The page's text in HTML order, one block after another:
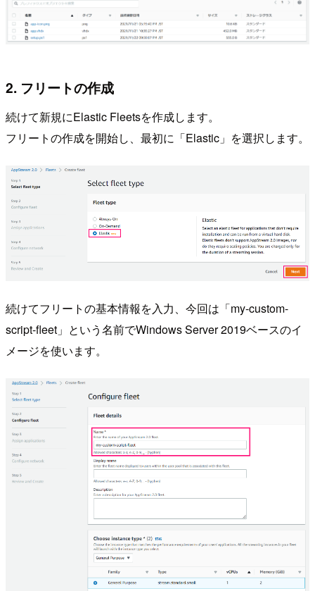
2. フリートの作成
続けて新規にElastic Fleetsを作成します。
フリートの作成を開始し、最初に「Elastic」を選択します。
続けてフリートの基本情報を入力、今回は「my-custom-
script-fleet」という名前でWindows Server 2019ベースのイ
メージを使います。